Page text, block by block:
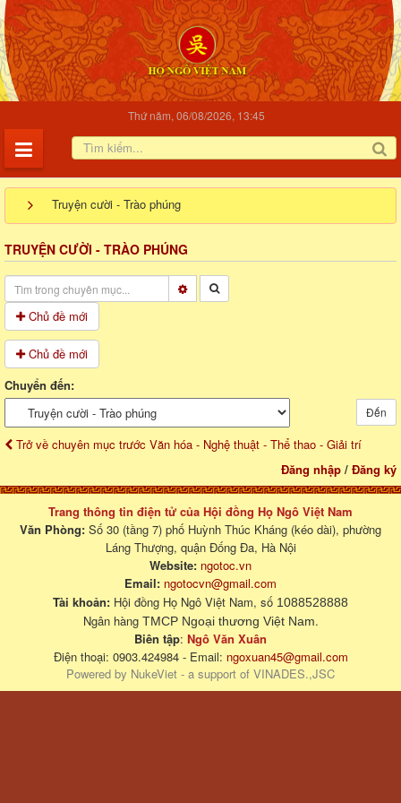
Thứ năm, 06/08/2026, 13:45
Truyện cười - Trào phúng
TRUYỆN CƯỜI - TRÀO PHÚNG
Chủ đề mới
Chủ đề mới
Chuyển đến:
Đến
Trở về chuyên mục trước Văn hóa - Nghệ thuật - Thể thao - Giải trí
Đăng nhập / Đăng ký
Trang thông tin điện tử của Hội đồng Họ Ngô Việt Nam
Văn Phòng: Số 30 (tầng 7) phố Huỳnh Thúc Kháng (kéo dài), phường
Láng Thượng, quận Đống Đa, Hà Nội
Website: ngotoc.vn
Email: ngotocvn@gmail.com
Tài khoản: Hội đồng Họ Ngô Việt Nam, số 1088528888
Ngân hàng TMCP Ngoại thương Việt Nam.
Biên tập: Ngô Văn Xuân
Điện thoại: 0903.424984 - Email: ngoxuan45@gmail.com
Powered by NukeViet - a support of VINADES.,JSC